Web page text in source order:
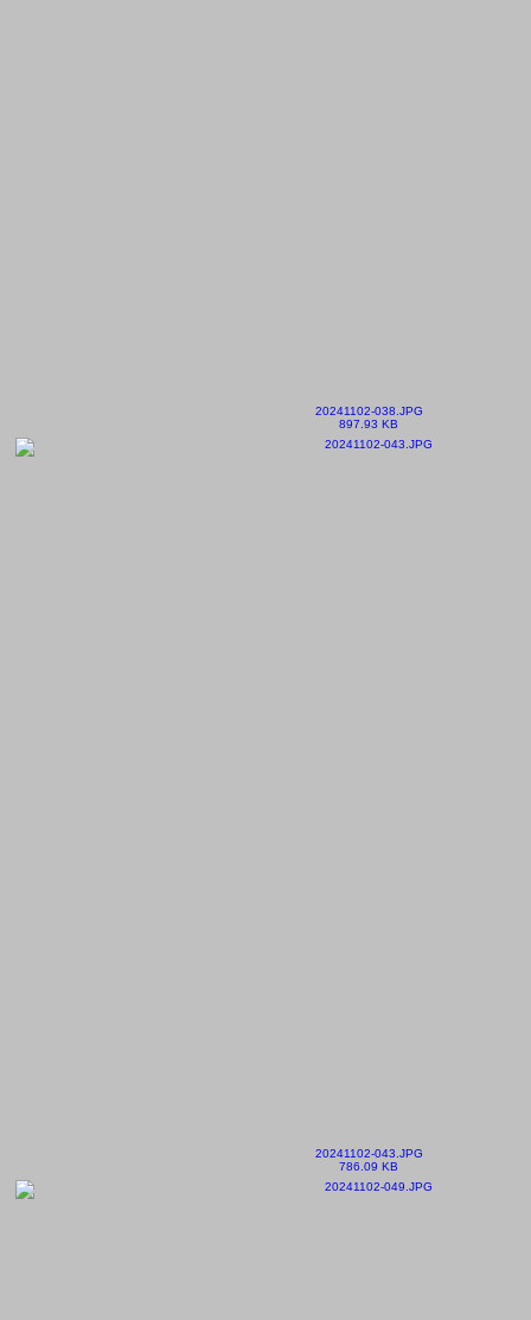
20241102-038.JPG
897.93 KB
20241102-043.JPG
786.09 KB